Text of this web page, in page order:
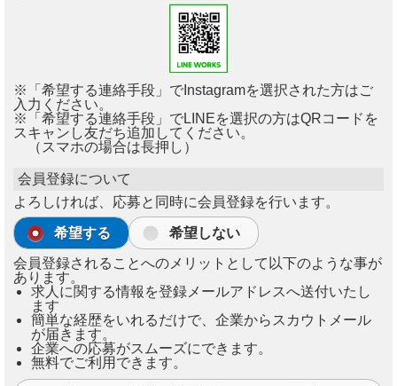
※「希望する連絡手段」でInstagramを選択された方はご
入力ください。
※「希望する連絡手段」でLINEを選択の方はQRコードを
スキャンし友だち追加してください。
（スマホの場合は長押し）
会員登録について
よろしければ、応募と同時に会員登録を行います。
希望する 希望しない
会員登録されることへのメリットとして以下のような事が
あります。
求人に関する情報を登録メールアドレスへ送付いたし
ます
簡単な経歴をいれるだけで、企業からスカウトメール
が届きます。
企業への応募がスムーズにできます。
無料でご利用できます。